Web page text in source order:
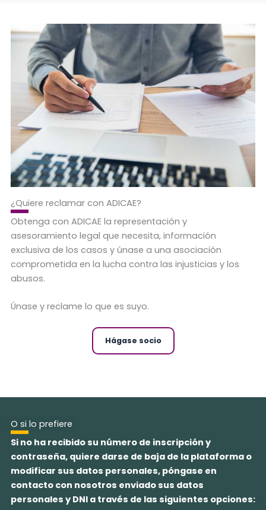
¿Quiere reclamar con ADICAE?
Obtenga con ADICAE la representación y
asesoramiento legal que necesita, información
exclusiva de los casos y únase a una asociación
comprometida en la lucha contra las injusticias y los
abusos.
Únase y reclame lo que es suyo.
Hágase socio
O si lo prefiere
Si no ha recibido su número de inscripción y
contraseña, quiere darse de baja de la plataforma o
modificar sus datos personales, póngase en
contacto con nosotros enviado sus datos
personales y DNI a través de las siguientes opciones: